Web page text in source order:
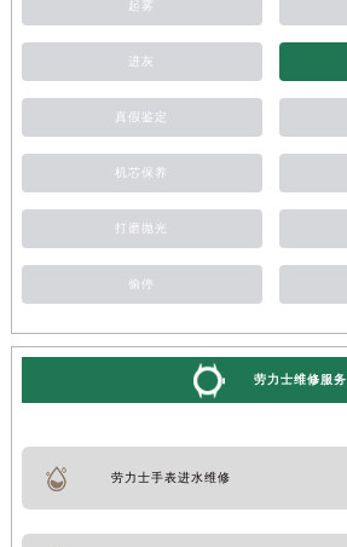
起雾
进灰
真假鉴定
机芯保养
打磨抛光
偷停
劳力士维修服务
劳力士手表进水维修